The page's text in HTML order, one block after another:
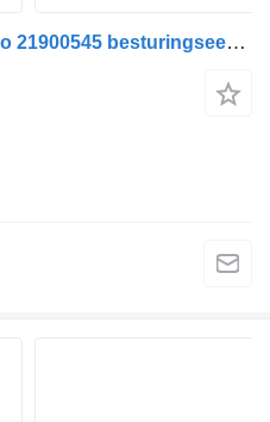
TRW Motor ECU D11K Volvo 21900545 besturingseenheid voor vrachtwagen